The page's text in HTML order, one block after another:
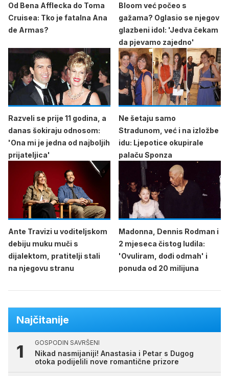
Od Bena Afflecka do Toma
Cruisea: Tko je fatalna Ana
de Armas?
Bloom već počeo s
gažama? Oglasio se njegov
glazbeni idol: 'Jedva čekam
da pjevamo zajedno'
Razveli se prije 11 godina, a
danas šokiraju odnosom:
'Ona mi je jedna od najboljih
prijateljica'
Ne šetaju samo
Stradunom, već i na izložbe
idu: Ljepotice okupirale
palaču Sponza
Ante Travizi u voditeljskom
debiju muku muči s
dijalektom, pratitelji stali
na njegovu stranu
Madonna, Dennis Rodman i
2 mjeseca čistog ludila:
'Ovuliram, dođi odmah' i
ponuda od 20 milijuna
Najčitanije
GOSPODIN SAVRŠENI
Nikad nasmijaniji! Anastasia i Petar s Dugog
otoka podijelili nove romantične prizore